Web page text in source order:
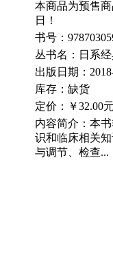
本商品为预售
日！
书号：
丛书名：日系
出版日期：
库存：缺货
定价：
￥32.00元
内容简介：本
识和临床相关
与调节、检查...